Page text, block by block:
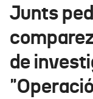
Junts
de